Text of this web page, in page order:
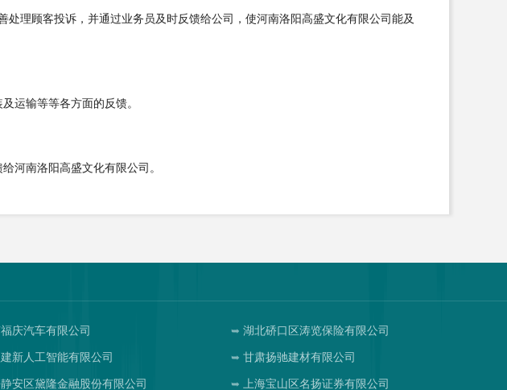
理顾客投诉，并通过业务员及时反馈给公司，使河南洛阳高盛文化有限公司能及
运输等等各方面的反馈。
河南洛阳高盛文化有限公司。
庆汽车有限公司 湖北硚口区涛览保险有限公司
新人工智能有限公司 甘肃扬驰建材有限公司
安区黛隆金融股份有限公司 上海宝山区名扬证券有限公司